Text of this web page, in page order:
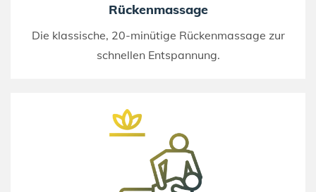
Rückenmassage
Die klassische, 20-minütige Rückenmassage zur
schnellen Entspannung.